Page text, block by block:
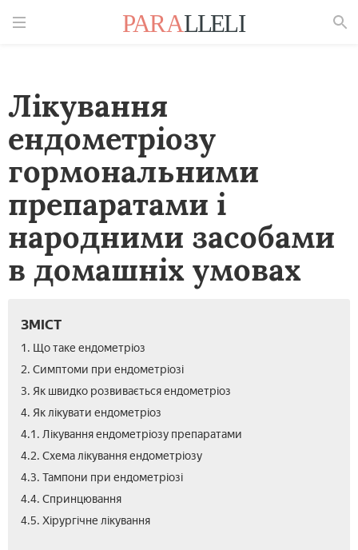
Лікування
ендометріозу
гормональними
препаратами і
народними засобами
в домашніх умовах
ЗМІСТ
1. Що таке ендометріоз
2. Симптоми при ендометріозі
3. Як швидко розвивається ендометріоз
4. Як лікувати ендометріоз
4.1. Лікування ендометріозу препаратами
4.2. Схема лікування ендометріозу
4.3. Тампони при ендометріозі
4.4. Спринцювання
4.5. Хірургічне лікування